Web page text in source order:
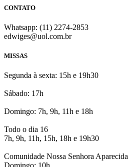
CONTATO
Whatsapp: (11) 2274-2853
edwiges@uol.com.br
MISSAS
Segunda à sexta: 15h e 19h30
Sábado: 17h
Domingo: 7h, 9h, 11h e 18h
Todo o dia 16
7h, 9h, 11h, 15h, 18h e 19h30
Comunidade Nossa Senhora Aparecida